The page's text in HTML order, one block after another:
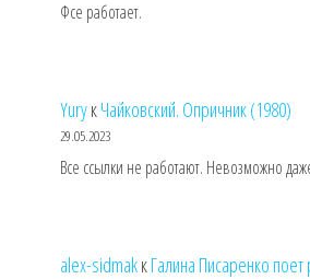
Фсе работает.
YuryкЧайковский. Опричник (1980)
29.05.2023
Все ссылки не работают. Невозможно
alex-sidmakкГалина Писаренко